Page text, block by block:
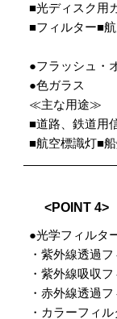
■光ディスク用
■フィルター■
●フラッシュ・
●色ガラス
≪主な用途≫
■道路、鉄道用
■航空標識灯■
<POINT 4>
●光学フィルタ
・紫外線透過
・紫外線吸収
・赤外線透過
・カラーフィル